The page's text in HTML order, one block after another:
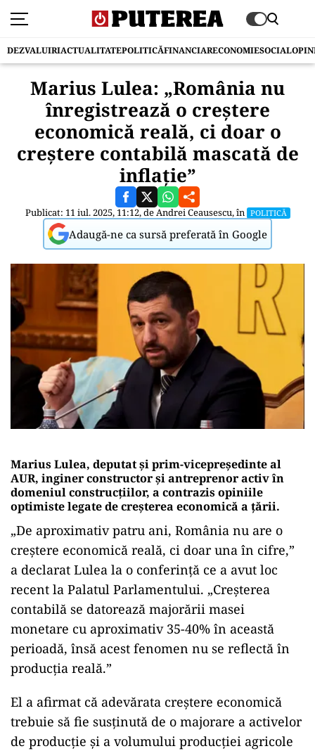
DEZVALUIRIACTUALITATEPOLITICĂFINANCIARECONOMIESOCIAL
Marius Lulea: „România nu
înregistrează o creștere
economică reală, ci doar o
creștere contabilă mascată de
inflație”
Publicat: 11 iul. 2025, 11:12, deAndrei Ceausescu, în POLITICĂ
Adaugă-ne ca sursă preferată în Google
Marius Lulea, deputat și prim-vicepreședinte al
AUR, inginer constructor și antreprenor activ în
domeniul construcțiilor, a contrazis opiniile
optimiste legate de creșterea economică a țării.
„De aproximativ patru ani, România nu are o
creștere economică reală, ci doar una în cifre,”
a declarat Lulea la o conferință ce a avut loc
recent la Palatul Parlamentului. „Creșterea
contabilă se datorează majorării masei
monetare cu aproximativ 35-40% în această
perioadă, însă acest fenomen nu se reflectă în
producția reală.”
El a afirmat că adevărata creștere economică
trebuie să fie susținută de o majorare a activelor
de producție și a volumului producției agricole